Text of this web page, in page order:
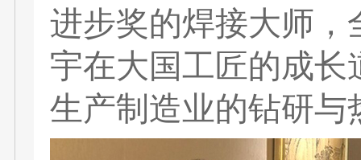
进步奖的焊接大师
宇在大国工匠的成
生产制造业的钻研与